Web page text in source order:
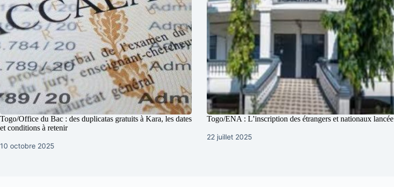
Togo/Office du Bac : des duplicatas gratuits à Kara, les dates
et conditions à retenir
10 octobre 2025
Togo/ENA : L’inscription des étrangers et nationaux lancée
22 juillet 2025